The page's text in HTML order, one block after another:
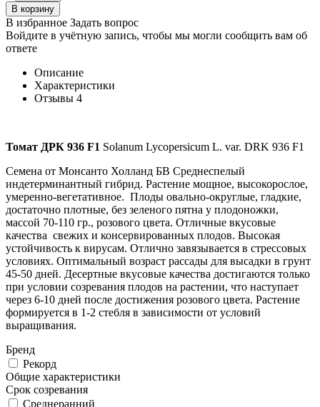
В корзину
В избранное Задать вопрос
Войдите в учётную запись, чтобы мы могли сообщить вам об
ответе
Описание
Характеристики
Отзывы 4
Томат ДРК 936 F1 Solanum Lycopersicum L. var. DRK 936 F1
Семена от Монсанто Холланд БВ Среднеспелый
индетерминантный гибрид. Растение мощное, высокорослое,
умеренно-вегетативное. Плоды овально-округлые, гладкие,
достаточно плотные, без зеленого пятна у плодоножки,
массой 70-110 гр., розового цвета. Отличные вкусовые
качества свежих и консервированных плодов. Высокая
устойчивость к вирусам. Отлично завязывается в стрессовых
условиях. Оптимальный возраст рассады для высадки в грунт
45-50 дней. Десертные вкусовые качества достигаются только
при условии созревания плодов на растении, что наступает
через 6-10 дней после достижения розового цвета. Растение
формируется в 1-2 стебля в зависимости от условий
выращивания.
Бренд
Рекорд
Общие характеристики
Срок созревания
Среднеранний